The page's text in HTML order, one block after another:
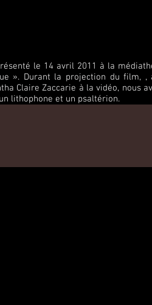
le 14 avril 2011 à la
». Durant la projection du film, ,
Claire Zaccarie à la vidéo, nous
lithophone et un psaltérion.